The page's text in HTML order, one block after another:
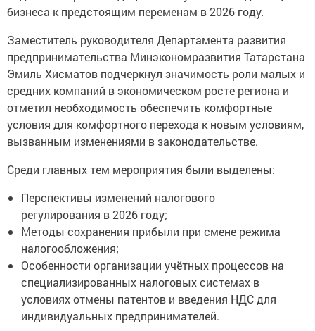
бизнеса к предстоящим переменам в 2026 году.
Заместитель руководителя Департамента развития
предпринимательства Минэкономразвития Татарстана
Эмиль Хисматов подчеркнул значимость роли малых и
средних компаний в экономическом росте региона и
отметил необходимость обеспечить комфортные
условия для комфортного перехода к новым условиям,
вызванным изменениями в законодательстве.
Среди главных тем мероприятия были выделены:
Перспективы изменений налогового
регулирования в 2026 году;
Методы сохранения прибыли при смене режима
налогообложения;
Особенности организации учётных процессов на
специализированных налоговых системах в
условиях отмены патентов и введения НДС для
индивидуальных предпринимателей.